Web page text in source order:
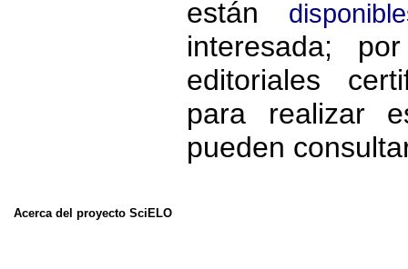
están
interesada;
editoriales
para realizar
pueden
Acerca del proyecto SciELO